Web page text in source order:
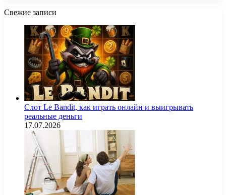
Свежие записи
Слот Le Bandit, как играть онлайн и выигрывать
реальные деньги
17.07.2026